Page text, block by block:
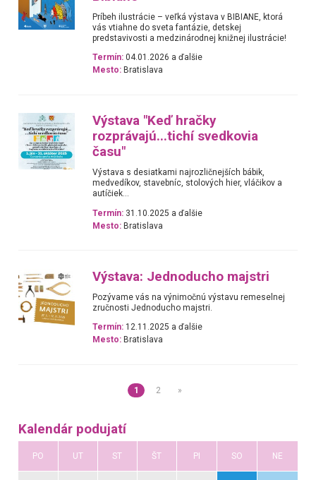
Príbeh ilustrácie – veľká výstava v BIBIANE, ktorá
vás vtiahne do sveta fantázie, detskej
predstavivosti a medzinárodnej knižnej ilustrácie!
Termín: 04.01.2026 a ďalšie
Mesto: Bratislava
Výstava "Keď hračky
rozprávajú...tichí svedkovia
času"
Výstava s desiatkami najrozličnejších bábik,
medvedíkov, stavebníc, stolových hier, vláčikov a
autíčiek...
Termín: 31.10.2025 a ďalšie
Mesto: Bratislava
Výstava: Jednoducho majstri
Pozývame vás na výnimočnú výstavu remeselnej
zručnosti Jednoducho majstri.
Termín: 12.11.2025 a ďalšie
Mesto: Bratislava
1 2 »
Kalendár podujatí
PO UT ST ŠT PI SO NE